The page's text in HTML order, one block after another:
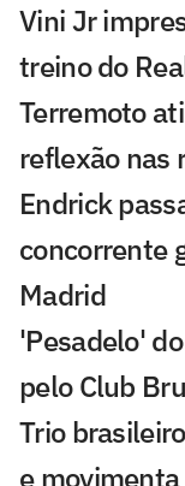
Vini Jr
treino do
Terremoto
reflexão nas
Endrick
concorrente
Madrid
'Pesadelo'
pelo Club
Trio
e